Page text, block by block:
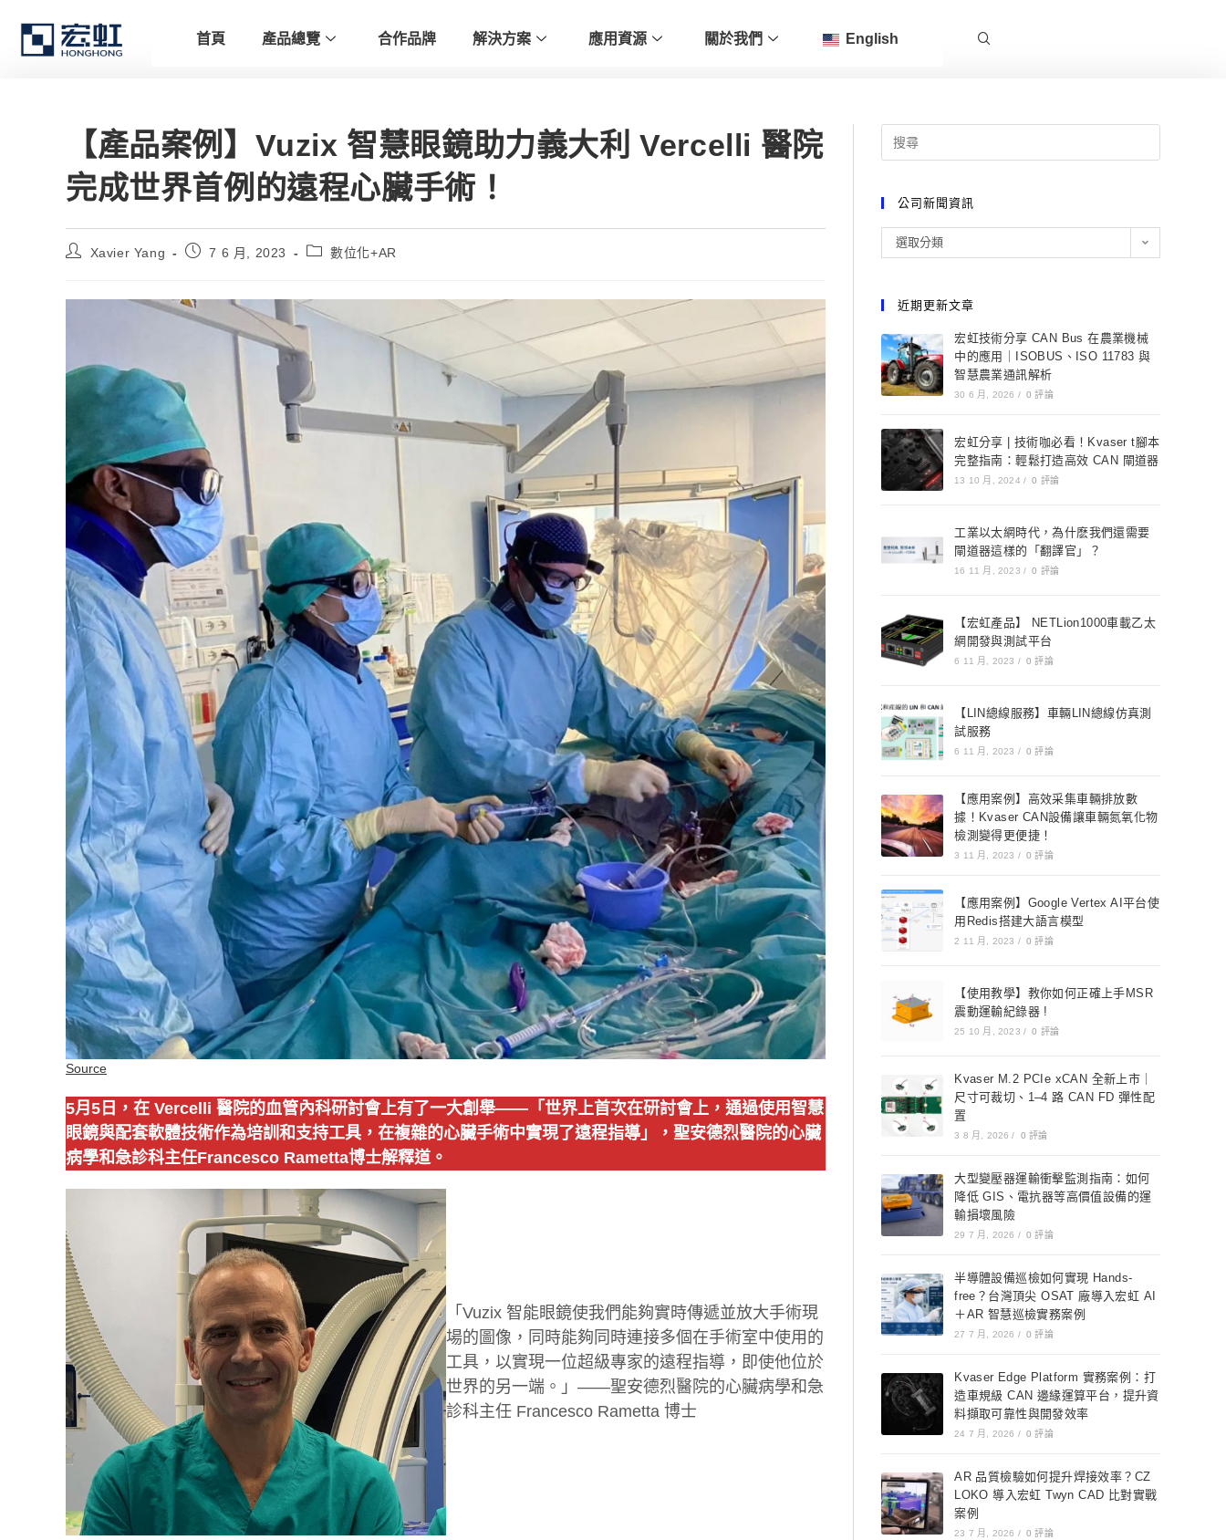
首頁 產品總覽 合作品牌 解決方案 應用資源 關於我們 English
【產品案例】Vuzix 智慧眼鏡助力義大利 Vercelli 醫院
完成世界首例的遠程心臟手術！
Xavier Yang 7 6 月, 2023 數位化+AR
Source
5月5日，在 Vercelli 醫院的血管內科研討會上有了一大創舉——「世界上首次在研討會上，通過使用智慧
眼鏡與配套軟體技術作為培訓和支持工具，在複雜的心臟手術中實現了遠程指導」，聖安德烈醫院的心臟
病學和急診科主任Francesco Rametta博士解釋道。
「Vuzix 智能眼鏡使我們能夠實時傳遞並放大手術現
場的圖像，同時能夠同時連接多個在手術室中使用的
工具，以實現一位超級專家的遠程指導，即使他位於
世界的另一端。」——聖安德烈醫院的心臟病學和急
診科主任 Francesco Rametta 博士
公司新聞資訊
選取分類
近期更新文章
宏虹技術分享 CAN Bus 在農業機械
中的應用｜ISOBUS、ISO 11783 與
智慧農業通訊解析
30 6 月, 2026 / 0 評論
宏虹分享 | 技術咖必看！Kvaser t腳本
完整指南：輕鬆打造高效 CAN 閘道器
13 10 月, 2024 / 0 評論
工業以太網時代，為什麽我們還需要
閘道器這樣的「翻譯官」？
16 11 月, 2023 / 0 評論
【宏虹產品】 NETLion1000車載乙太
網開發與測試平台
6 11 月, 2023 / 0 評論
【LIN總線服務】車輛LIN總線仿真測
試服務
6 11 月, 2023 / 0 評論
【應用案例】高效采集車輛排放數
據！Kvaser CAN設備讓車輛氮氧化物
檢測變得更便捷！
3 11 月, 2023 / 0 評論
【應用案例】Google Vertex AI平台使
用Redis搭建大語言模型
2 11 月, 2023 / 0 評論
【使用教學】教你如何正確上手MSR
震動運輸紀錄器 !
25 10 月, 2023 / 0 評論
Kvaser M.2 PCIe xCAN 全新上市｜
尺寸可裁切、1–4 路 CAN FD 彈性配
置
3 8 月, 2026 / 0 評論
大型變壓器運輸衝擊監測指南：如何
降低 GIS、電抗器等高價值設備的運
輸損壞風險
29 7 月, 2026 / 0 評論
半導體設備巡檢如何實現 Hands-
free？台灣頂尖 OSAT 廠導入宏虹 AI
＋AR 智慧巡檢實務案例
27 7 月, 2026 / 0 評論
Kvaser Edge Platform 實務案例：打
造車規級 CAN 邊緣運算平台，提升資
料擷取可靠性與開發效率
24 7 月, 2026 / 0 評論
AR 品質檢驗如何提升焊接效率？CZ
LOKO 導入宏虹 Twyn CAD 比對實戰
案例
23 7 月, 2026 / 0 評論